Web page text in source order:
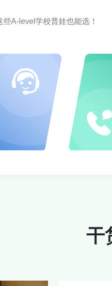
A-level学校普娃也能选！
干